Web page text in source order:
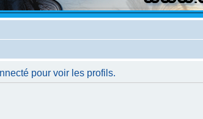
pour voir les profils.